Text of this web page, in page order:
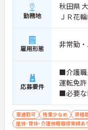
勤務地
秋田県
ＪＲ花
雇用形態 非常勤
応募要件
■介護
運転免
■必要な
車通勤可 残業少なめ 資格
産休･育休･介護休暇取得実績あ